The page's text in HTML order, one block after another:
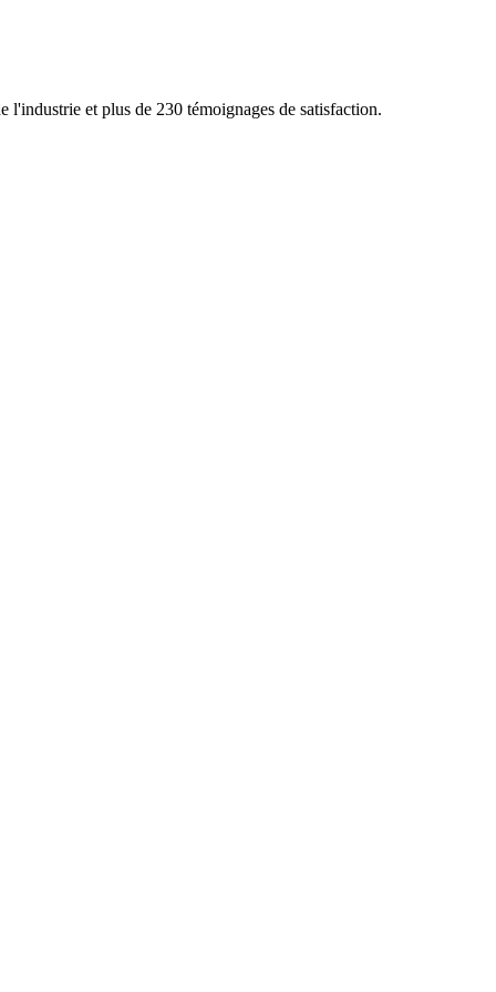
l'industrie et plus de 230 témoignages de satisfaction.